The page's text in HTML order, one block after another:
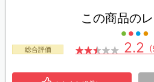
この商品の
総合評価 2.2